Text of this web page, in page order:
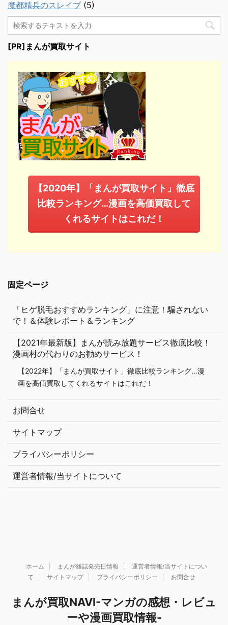
魔都精兵のスレイブ (5)
[PR]まんが買取サイト
【2020年】「まんが買取サイト」徹底
比較ランキング…漫画を高価買取して
くれるサイトはこれだ！
固定ページ
「ヒゲ脱毛おすすめランキング」に注意！騙されない
で！＆体験レポート＆ランキング
【2021年最新版】まんが読み放題サービス徹底比較！
漫画村の代わりのお勧めサービス！
【2022年】「まんが買取サイト」徹底比較ランキング…漫
画を高価買取してくれるサイトはこれだ！
お問合せ
サイトマップ
プライバシーポリシー
運営者情報/当サイトについて
ホーム まんが雑誌発売日情報
運営者情報/当サイトについ
て
サイトマップ プライバシーポリシー お問合せ
まんが買取NAVI-マンガの感想・レビュ
ーや漫画買取情報-